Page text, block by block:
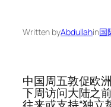
Written byAbdullahin国
中国周五敦促欧
下周访问大陆之